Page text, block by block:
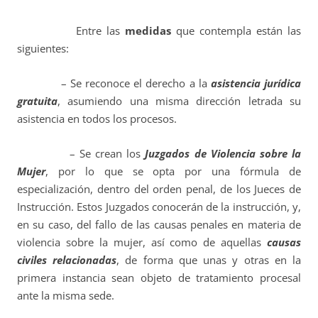
Entre las medidas que contempla están las
siguientes:
– Se reconoce el derecho a la asistencia jurídica
gratuita, asumiendo una misma dirección letrada su
asistencia en todos los procesos.
– Se crean losJuzgados de Violencia sobre la
Mujer, por lo que se opta por una fórmula de
especialización, dentro del orden penal, de los Jueces de
Instrucción. Estos Juzgados conocerán de la instrucción, y,
en su caso, del fallo de las causas penales en materia de
violencia sobre la mujer, así como de aquellas causas
civiles relacionadas, de forma que unas y otras en la
primera instancia sean objeto de tratamiento procesal
ante la misma sede.